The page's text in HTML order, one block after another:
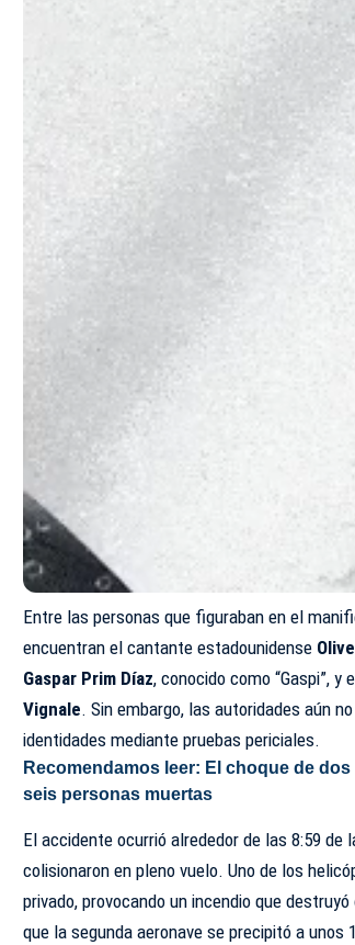
Entre las personas que figuraban en el
encuentran el cantante estadounidense
Gaspar Prim Díaz, conocido como “Gaspi”,
Vignale. Sin embargo, las autoridades aún
identidades mediante pruebas periciales.
Recomendamos leer: El choque de
seis personas muertas
El accidente ocurrió alrededor de las 8:59 de
colisionaron en pleno vuelo. Uno de los
privado, provocando un incendio que
que la segunda aeronave se precipitó a